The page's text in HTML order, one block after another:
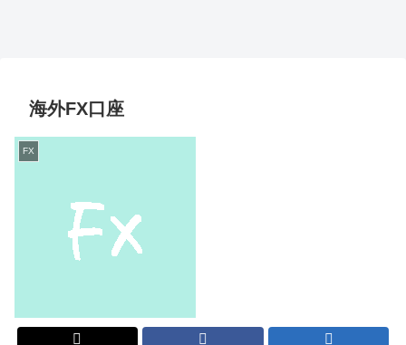
海外FX口座
FX